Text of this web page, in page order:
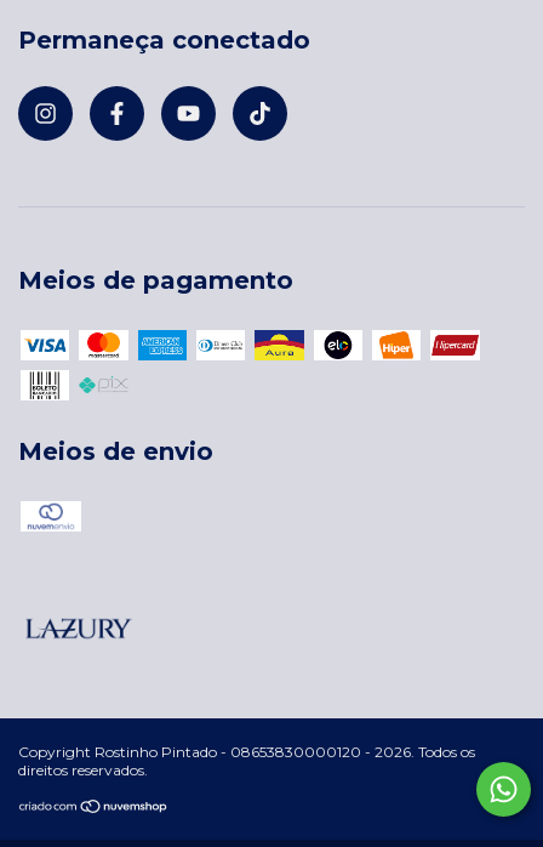
Permaneça conectado
Meios de pagamento
Meios de envio
Copyright Rostinho Pintado - 08653830000120 - 2026. Todos os
direitos reservados.